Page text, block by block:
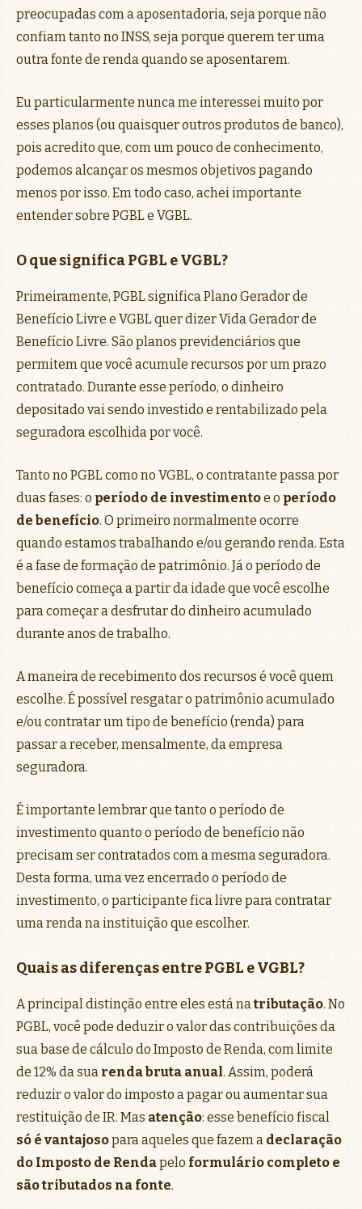
preocupadas com a aposentadoria, seja porque não
confiam tanto no INSS, seja porque querem ter uma
outra fonte de renda quando se aposentarem.
Eu particularmente nunca me interessei muito por
esses planos (ou quaisquer outros produtos de banco),
pois acredito que, com um pouco de conhecimento,
podemos alcançar os mesmos objetivos pagando
menos por isso. Em todo caso, achei importante
entender sobre PGBL e VGBL.
O que significa PGBL e VGBL?
Primeiramente, PGBL significa Plano Gerador de
Benefício Livre e VGBL quer dizer Vida Gerador de
Benefício Livre. São planos previdenciários que
permitem que você acumule recursos por um prazo
contratado. Durante esse período, o dinheiro
depositado vai sendo investido e rentabilizado pela
seguradora escolhida por você.
Tanto no PGBL como no VGBL, o contratante passa por
duas fases: o período de investimentoe o período
de benefício. O primeiro normalmente ocorre
quando estamos trabalhando e/ou gerando renda. Esta
é a fase de formação de patrimônio. Já o período de
benefício começa a partir da idade que você escolhe
para começar a desfrutar do dinheiro acumulado
durante anos de trabalho.
A maneira de recebimento dos recursos é você quem
escolhe. É possível resgatar o patrimônio acumulado
e/ou contratar um tipo de benefício (renda) para
passar a receber, mensalmente, da empresa
seguradora.
É importante lembrar que tanto o período de
investimento quanto o período de benefício não
precisam ser contratados com a mesma seguradora.
Desta forma, uma vez encerrado o período de
investimento, o participante fica livre para contratar
uma renda na instituição que escolher.
Quais as diferenças entre PGBL e VGBL?
A principal distinção entre eles está natributação. No
PGBL, você pode deduzir o valor das contribuições da
sua base de cálculo do Imposto de Renda, com limite
de 12% da sua renda bruta anual. Assim, poderá
reduzir o valor do imposto a pagar ou aumentar sua
restituição de IR. Mas atenção: esse benefício fiscal
só é vantajosopara aqueles que fazem a declaração
do Imposto de Rendapelo formulário completo e
são tributados na fonte.